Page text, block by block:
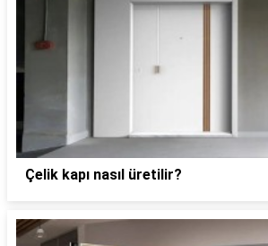
Çelik kapı nasıl üretilir?